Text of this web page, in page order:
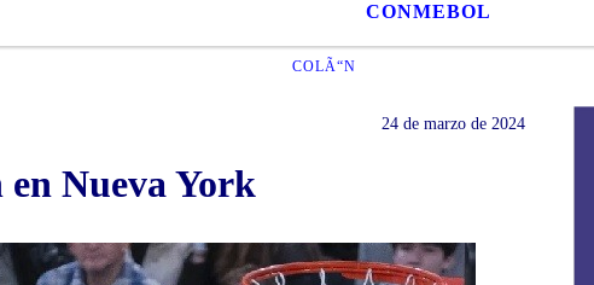
CONMEBOL
COLÃ“N
24 de marzo de 2024
Nueva York